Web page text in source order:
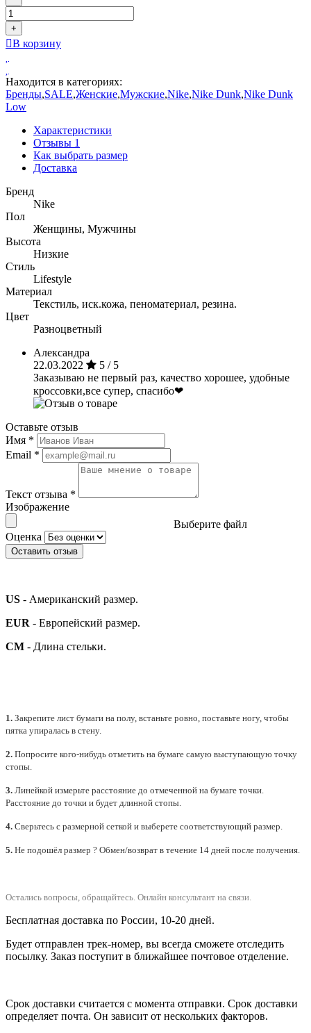
+
В корзину
Находится в категориях:
Бренды,SALE,Женские,Мужские,Nike,Nike Dunk,Nike Dunk
Low
Характеристики
Отзывы 1
Как выбрать размер
Доставка
Бренд
Nike
Пол
Женщины, Мужчины
Высота
Низкие
Стиль
Lifestyle
Материал
Текстиль, иск.кожа, пеноматериал, резина.
Цвет
Разноцветный
Александра
22.03.2022
5 / 5
Заказываю не первый раз, качество хорошее, удобные
кроссовки,все супер, спасибо❤
Оставьте отзыв
Имя *
Email *
Текст отзыва *
Изображение
Выберите файл
Оценка
Оставить отзыв
US - Американский размер.
EUR - Европейский размер.
СМ - Длина стельки.
1. Закрепите лист бумаги на полу, встаньте ровно, поставьте ногу, чтобы
пятка упиралась в стену.
2. Попросите кого-нибудь отметить на бумаге самую выступающую точку
стопы.
3. Линейкой измерьте расстояние до отмеченной на бумаге точки.
Расстояние до точки и будет длинной стопы.
4. Сверьтесь с размерной сеткой и выберете соответствующий размер.
5. Не подошёл размер ? Обмен/возврат в течение 14 дней после получения.
Остались вопросы, обращайтесь. Онлайн консультант на связи.
Бесплатная доставка по России, 10-20 дней.
Будет отправлен трек-номер, вы всегда сможете отследить
посылку. Заказ поступит в ближайшее почтовое отделение.
Срок доставки считается с момента отправки. Срок доставки
определяет почта. Он зависит от нескольких факторов.